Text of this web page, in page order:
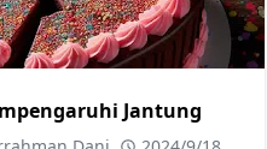
Jantung